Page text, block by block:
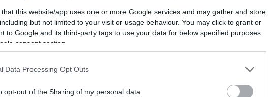
that this website/app uses one or more Google services and may gather and store
but not limited to your visit or usage behaviour. You may click to grant or
to Google and its third-party tags to use your data for below specified purposes
consent section.
Data Processing Opt Outs
opt-out of the Sharing of my personal data.
cliccandoqui
NECROLOGIE
Mario Malu